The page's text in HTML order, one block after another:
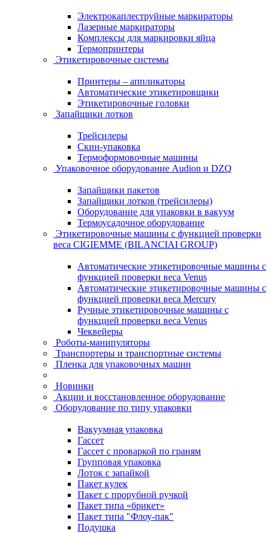
Электрокаплеструйные маркираторы
Лазерные маркираторы
Комплексы для маркировки яйца
Термопринтеры
Этикетировочные системы
Принтеры – аппликаторы
Автоматические этикетировщики
Этикетировочные головки
Запайщики лотков
Трейсилеры
Скин-упаковка
Термоформовочные машины
Упаковочное оборудование Audion и DZQ
Запайщики пакетов
Запайщики лотков (трейсилеры)
Оборудование для упаковки в вакуум
Термоусадочное оборудование
Этикетировочные машины с функцией проверки
веса CIGIEMME (BILANCIAI GROUP)
Автоматические этикетировочные машины с
функцией проверки веса Venus
Автоматические этикетировочные машины с
функцией проверки веса Mercury
Ручные этикетировочные машины с
функцией проверки веса Venus
Чеквейеры
Роботы-манипуляторы
Транспортеры и транспортные системы
Пленка для упаковочных машин
Новинки
Акции и восстановленное оборудование
Оборудование по типу упаковки
Вакуумная упаковка
Гассет
Гассет с проваркой по граням
Групповая упаковка
Лоток с запайкой
Пакет кулек
Пакет с прорубной ручкой
Пакет типа «брикет»
Пакет типа "Флоу-пак"
Подушка